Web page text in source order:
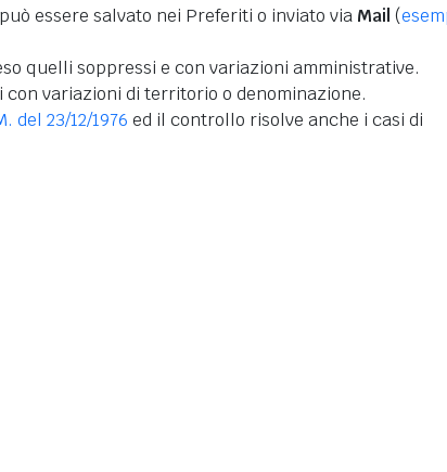
essere salvato nei Preferiti o inviato via Mail (
quelli soppressi e con variazioni amministrative.
con variazioni di territorio o denominazione.
del 23/12/1976 ed il controllo risolve anche i casi di